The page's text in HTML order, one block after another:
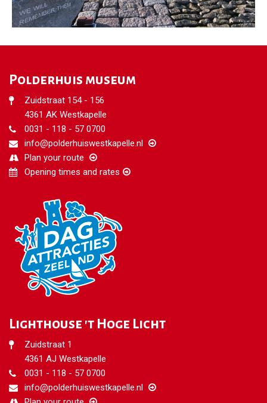
Polderhuis museum
Zuidstraat 154 - 156
4361 AK Westkapelle
0031 - 118 - 57 0700
info@polderhuiswestkapelle.nl
Plan your route
Opening times and rates
Lighthouse 't Hoge Licht
Zuidstraat 1
4361 AJ Westkapelle
0031 - 118 - 57 0700
info@polderhuiswestkapelle.nl